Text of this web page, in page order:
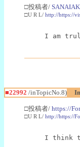
□投稿者/
□U R L/ http://https://
I am
■22992 /inTopicNo.8)
□投稿者/ https://
□U R L/ http://https://
I think